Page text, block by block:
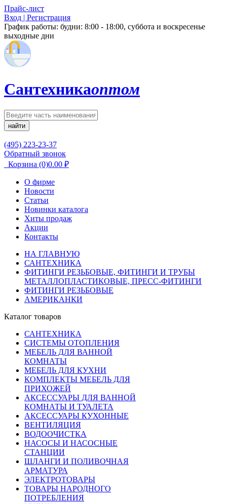
Прайс-лист
Вход | Регистрация
График работы: будни: 8:00 - 18:00, суббота и воскресенье
выходные дни
Сантехникаоптом
найти
(495) 223-23-37
Обратный звонок
Корзина (0)0.00 ₽
О фирме
Новости
Статьи
Новинки каталога
Хиты продаж
Акции
Контакты
НА ГЛАВНУЮ
САНТЕХНИКА
ФИТИНГИ РЕЗЬБОВЫЕ, ФИТИНГИ И ТРУБЫ
МЕТАЛЛОПЛАСТИКОВЫЕ, ПРЕСС-ФИТИНГИ
ФИТИНГИ РЕЗЬБОВЫЕ
АМЕРИКАНКИ
Каталог товаров
САНТЕХНИКА
СИСТЕМЫ ОТОПЛЕНИЯ
МЕБЕЛЬ ДЛЯ ВАННОЙ
КОМНАТЫ
МЕБЕЛЬ ДЛЯ КУХНИ
КОМПЛЕКТЫ МЕБЕЛЬ ДЛЯ
ПРИХОЖЕЙ
АКСЕССУАРЫ ДЛЯ ВАННОЙ
КОМНАТЫ И ТУАЛЕТА
АКСЕССУАРЫ КУХОННЫЕ
ВЕНТИЛЯЦИЯ
ВОДООЧИСТКА
НАСОСЫ И НАСОСНЫЕ
СТАНЦИИ
ШЛАНГИ И ПОЛИВОЧНАЯ
АРМАТУРА
ЭЛЕКТРОТОВАРЫ
ТОВАРЫ НАРОДНОГО
ПОТРЕБЛЕНИЯ